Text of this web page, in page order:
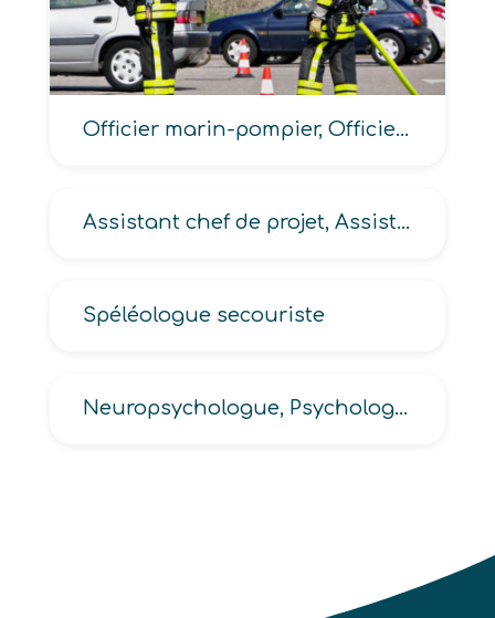
Officier marin-pompier, Officier pompier, Officier sapeur-pompier, Lieutenant sapeur-pompier
Assistant chef de projet, Assistant administratif de projet
Spéléologue secouriste
Neuropsychologue, Psychologue clinicien, Praticien en psychologie, Psychologue scolaire